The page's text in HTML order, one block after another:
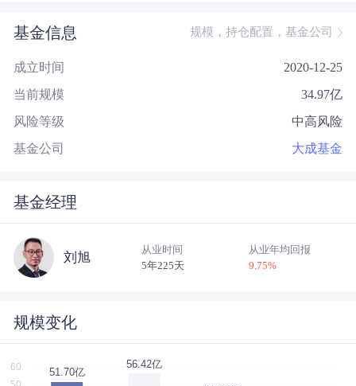
基金信息 规模，持仓配置，基金公司
成立时间 2020-12-25
当前规模 34.97亿
风险等级 中高风险
基金公司 大成基金
基金经理
刘旭
从业时间
5年225天
从业年均回报
9.75%
规模变化